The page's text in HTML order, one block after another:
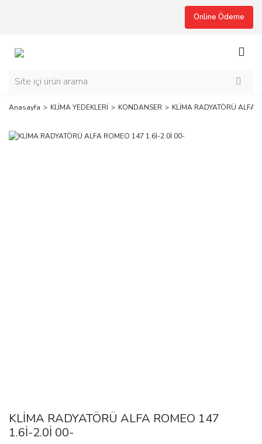
Online Ödeme
Anasayfa KLİMA YEDEKLERİ KONDANSER KLİMA RADYATÖRÜ ALFA
KLİMA RADYATÖRÜ ALFA ROMEO 147
1.6İ-2.0İ 00-